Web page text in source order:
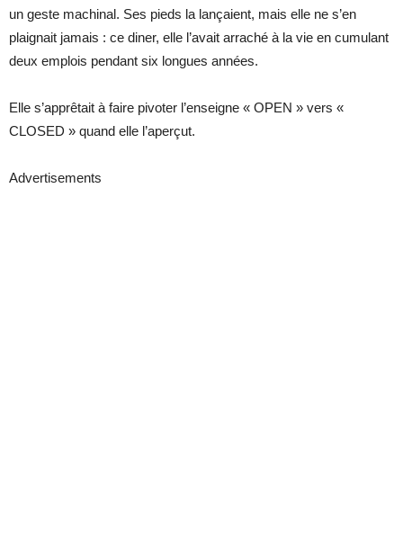
un geste machinal. Ses pieds la lançaient, mais elle ne s’en
plaignait jamais : ce diner, elle l’avait arraché à la vie en cumulant
deux emplois pendant six longues années.
Elle s’apprêtait à faire pivoter l’enseigne « OPEN » vers «
CLOSED » quand elle l’aperçut.
Advertisements